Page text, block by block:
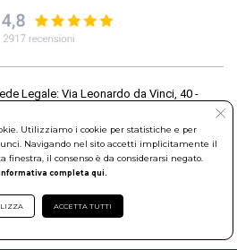
Legale: Via Leonardo da Vinci, 40 -
Codice Fiscale: 06634500588 Capitale
i.v. Iscritto al Registro delle Imprese di
REA: RM-535144
da Vinci, 40 - 00015 Monterotondo
- Telefono:06.90095358
Utilizziamo i cookie per statistiche e per
Navigando nel sito accetti implicitamente il
finestra, il consenso è da considerarsi negato.
completa qui.
ACCETTA TUTTI